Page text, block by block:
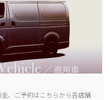
、ご予約はこちらから各店舗